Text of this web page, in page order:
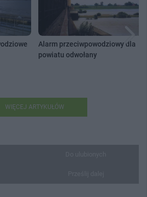
Alarm przeciwpowodziowy dla
powiatu odwołany
WIĘCEJ ARTYKUŁÓW